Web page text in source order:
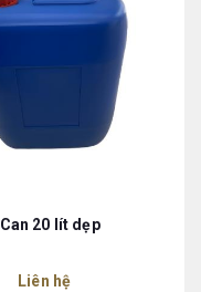
Can 20 lít dẹp
Liên hệ